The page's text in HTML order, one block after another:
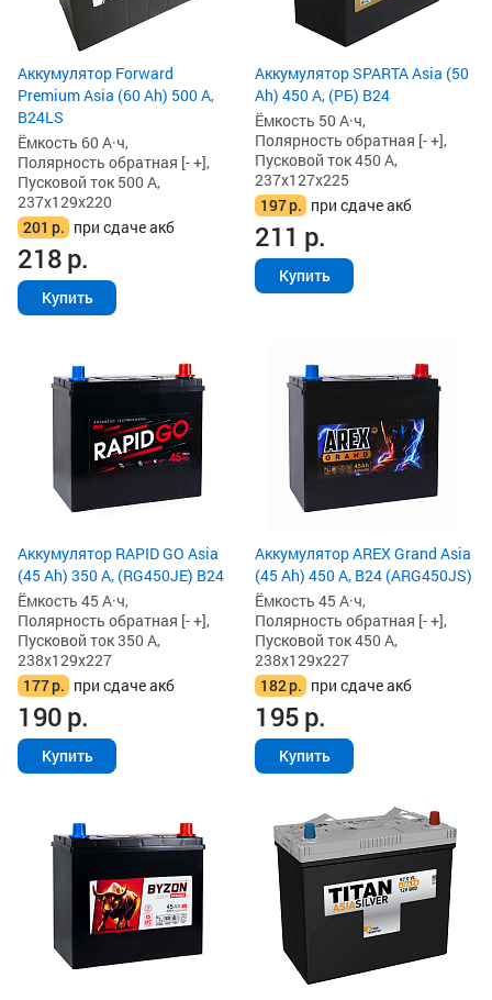
Аккумулятор Forward
Premium Asia (60 Ah) 500 А,
B24LS
Ёмкость 60 А·ч,
Полярность обратная [- +],
Пусковой ток 500 А,
237x129x220
201 р. при сдаче акб
218р.
Купить
Аккумулятор SPARTA Asia (50
Ah) 450 А, (РБ) B24
Ёмкость 50 А·ч,
Полярность обратная [- +],
Пусковой ток 450 А,
237x127x225
197р. при сдаче акб
211 р.
Купить
Аккумулятор RAPID GO Asia
(45 Ah) 350 А, (RG450JE) B24
Ёмкость 45 А·ч,
Полярность обратная [- +],
Пусковой ток 350 А,
238x129x227
177р. при сдаче акб
190р.
Купить
Аккумулятор AREX Grand Asia
(45 Ah) 450 А, B24 (ARG450JS)
Ёмкость 45 А·ч,
Полярность обратная [- +],
Пусковой ток 450 А,
238x129x227
182р. при сдаче акб
195р.
Купить